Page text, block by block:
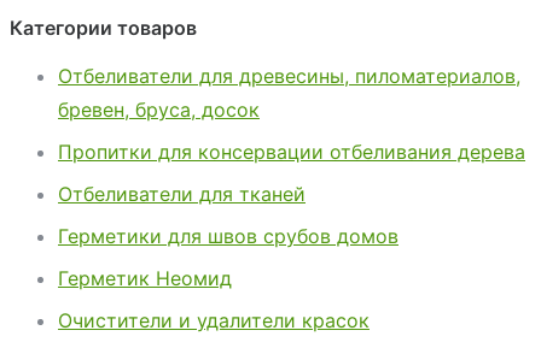
Категории товаров
Отбеливатели для древесины, пиломатериалов,
бревен, бруса, досок
Пропитки для консервации отбеливания дерева
Отбеливатели для тканей
Герметики для швов срубов домов
Герметик Неомид
Очистители и удалители красок